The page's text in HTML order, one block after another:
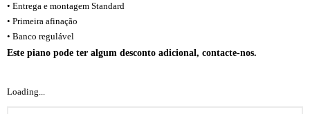
• Entrega e montagem Standard
• Primeira afinação
• Banco regulável
Este piano pode ter algum desconto adicional, contacte-nos.
Loading...